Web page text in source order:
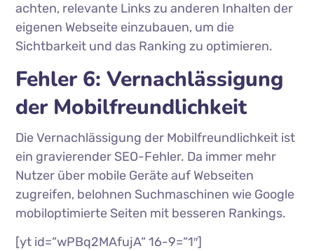
achten, relevante Links zu anderen Inhalten der
eigenen Webseite einzubauen, um die
Sichtbarkeit und das Ranking zu optimieren.
Fehler 6: Vernachlässigung
der Mobilfreundlichkeit
Die Vernachlässigung der Mobilfreundlichkeit ist
ein gravierender SEO-Fehler. Da immer mehr
Nutzer über mobile Geräte auf Webseiten
zugreifen, belohnen Suchmaschinen wie Google
mobiloptimierte Seiten mit besseren Rankings.
[yt id=“wPBq2MAfujA“ 16-9=“1″]